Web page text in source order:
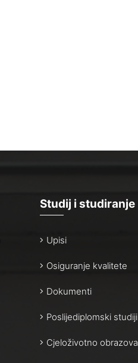
Studij i studiranje
Upisi
Osiguranje kvalitete
Dokumenti
Poslijediplomski studiji
Cjeloživotno